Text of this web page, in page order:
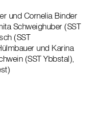
und Cornelia Binder
Schweighuber (SST
(SST
und Karina
(SST Ybbstal),